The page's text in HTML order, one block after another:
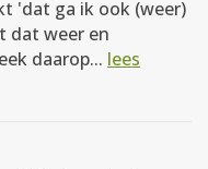
'dat ga ik ook (weer)
dat weer en
daarop... lees